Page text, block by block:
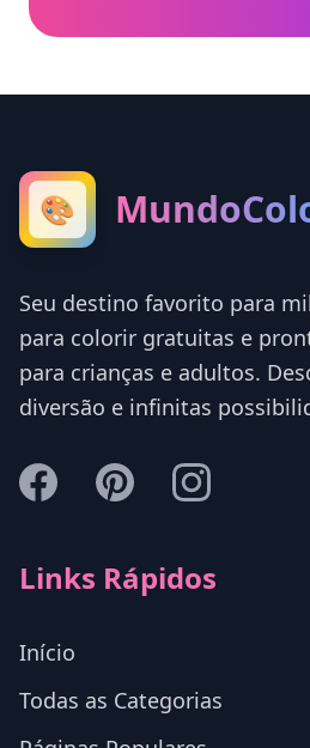
🎨
Seu destino favorito para
para colorir gratuitas e
para crianças e adultos.
diversão e infinitas
Links Rápidos
Início
Todas as Categorias